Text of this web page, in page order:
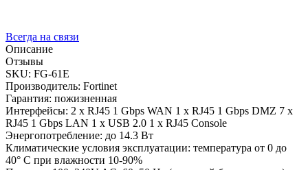
Всегда на связи
Описание
Отзывы
SKU: FG-61E
Производитель: Fortinet
Гарантия: пожизненная
Интерфейсы: 2 x RJ45 1 Gbps WAN 1 x RJ45 1 Gbps DMZ 7 x
RJ45 1 Gbps LAN 1 x USB 2.0 1 x RJ45 Console
Энергопотребление: до 14.3 Вт
Климатические условия эксплуатации: температура от 0 до
40° C при влажности 10-90%